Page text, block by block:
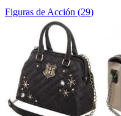
Figuras de Acción (29)